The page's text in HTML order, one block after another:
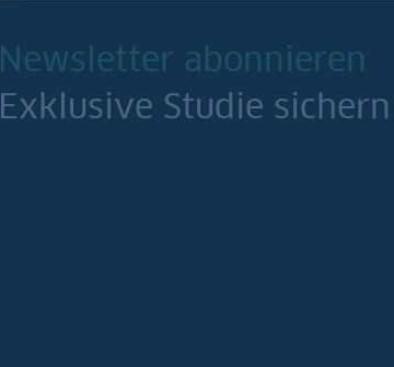
Newsletter abonnieren
Exklusive Studie sichern